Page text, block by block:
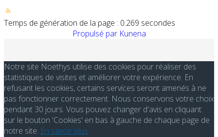
Temps de génération de la page : 0.269 secondes
Propulsé par Kunena
Notre site Noethys utilise des cookies pour réaliser des
statistiques de visites et améliorer votre expérience. En
refusant les cookies, certains services seront amenés à ne
pas fonctionner correctement. Nous conservons votre choix
pendant 30 jours. Vous pouvez changer d'avis en cliquant
sur le bouton 'Cookies' en bas à gauche de chaque page de
notre site. En savoir plus